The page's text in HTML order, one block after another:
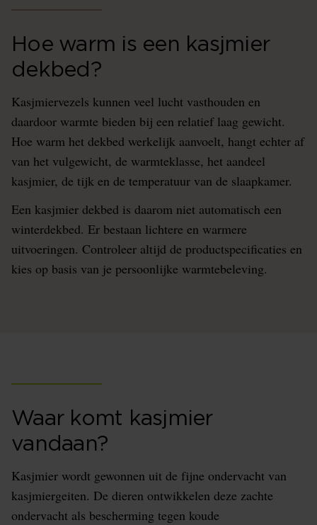
Hoe warm is een kasjmier
dekbed?
Kasjmiervezels kunnen veel lucht vasthouden en
daardoor warmte bieden bij een relatief laag gewicht.
Hoe warm het dekbed werkelijk aanvoelt, hangt echter af
van het vulgewicht, de warmteklasse, het aandeel
kasjmier, de tijk en de temperatuur van de slaapkamer.
Een kasjmier dekbed is daarom niet automatisch een
winterdekbed. Er bestaan lichtere en warmere
uitvoeringen. Controleer altijd de productspecificaties en
kies op basis van je persoonlijke warmtebeleving.
Waar komt kasjmier
vandaan?
Kasjmier wordt gewonnen uit de fijne ondervacht van
kasjmiergeiten. De dieren ontwikkelen deze zachte
ondervacht als bescherming tegen koude